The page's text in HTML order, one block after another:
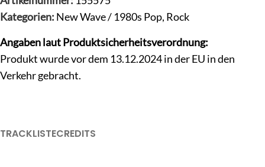
Kategorien: New Wave / 1980s Pop, Rock
Angaben laut Produktsicherheitsverordnung:
Produkt wurde vor dem 13.12.2024 in der EU in den
Verkehr gebracht.
TRACKLISTECREDITS